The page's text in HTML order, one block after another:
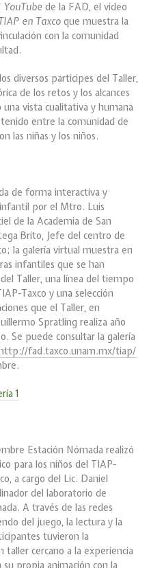
YouTube de la FAD, el video
en Taxco que muestra la
con la comunidad
diversos participes del Taller,
de los retos y los alcances
una vista cualitativa y humana
entre la comunidad de
las niñas y los niños.
de forma interactiva y
por el Mtro. Luis
de la Academia de San
Brito, Jefe del centro de
la galería virtual muestra en
infantiles que se han
Taller, una línea del tiempo
Taxco y una selección
que el Taller, en
Spratling realiza año
Se puede consultar la galería
fad.taxco.unam.mx/tiap/
Estación Nómada realizó
para los niños del TIAP-
a cargo del Lic. Daniel
del laboratorio de
A través de las redes
del juego, la lectura y la
tuvieron la
taller cercano a la experiencia
propia animación con la